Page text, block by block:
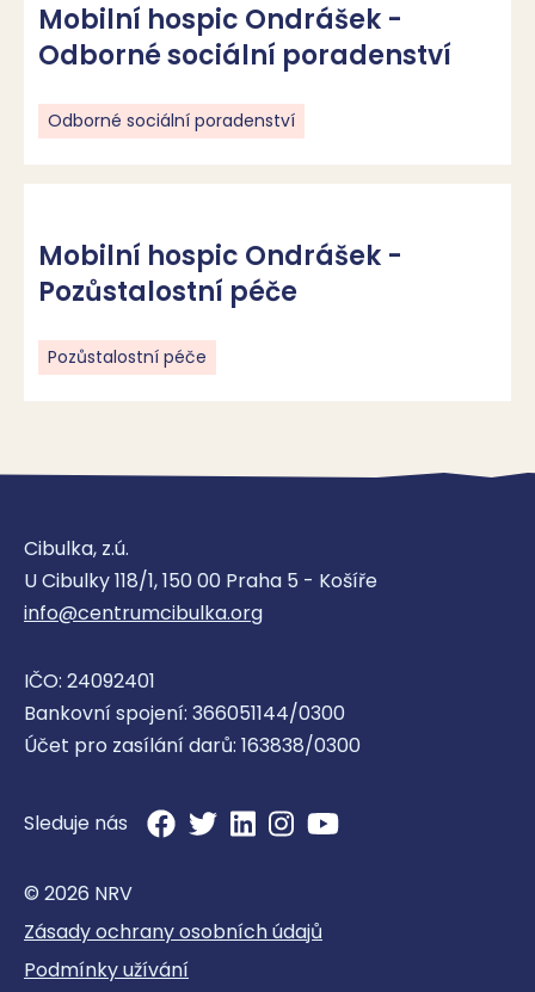
Mobilní hospic Ondrášek -
Odborné sociální poradenství
Odborné sociální poradenství
Mobilní hospic Ondrášek -
Pozůstalostní péče
Pozůstalostní péče
Cibulka, z.ú.
U Cibulky 118/1, 150 00 Praha 5 - Košíře
info@centrumcibulka.org
IČO: 24092401
Bankovní spojení: 366051144/0300
Účet pro zasílání darů: 163838/0300
Sleduje nás
© 2026 NRV
Zásady ochrany osobních údajů
Podmínky užívání